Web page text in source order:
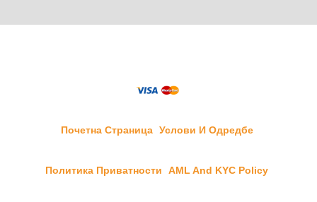
Почетна Страница Услови И Одредбе
Политика Приватности AML And KYC Policy